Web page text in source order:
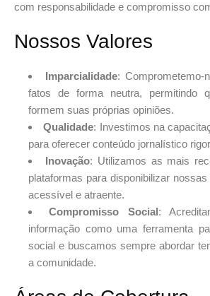
com responsabilidade e compromisso
Nossos Valores
Imparcialidade: Comprometemo-
fatos de forma neutra, permitindo
formem suas próprias opiniões.
Qualidade: Investimos na
para oferecer conteúdo jornalístico
Inovação: Utilizamos as mais
plataformas para disponibilizar
acessível e atraente.
Compromisso Social:
informação como uma ferramenta
social e buscamos sempre abordar
a comunidade.